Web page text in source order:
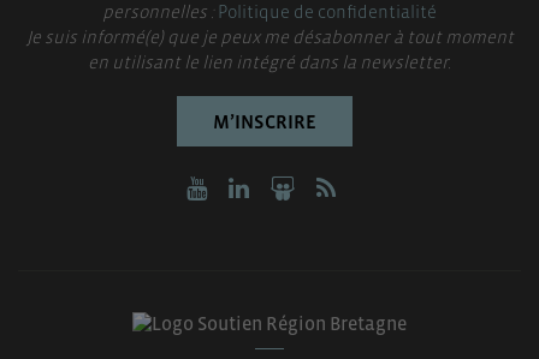
personnelles :Politique de confidentialité
Je suis informé(e) que je peux me désabonner à tout moment
en utilisant le lien intégré dans la newsletter.
M’INSCRIRE